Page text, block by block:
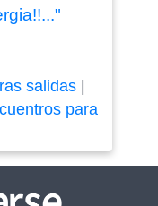
salidas|
para